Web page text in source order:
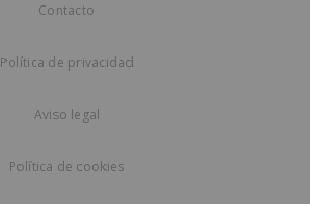
Contacto
Política de privacidad
Aviso legal
Política de cookies